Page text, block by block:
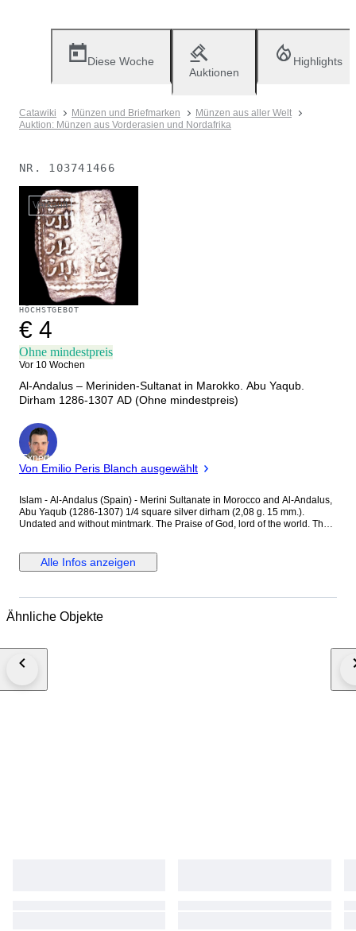
Diese Woche
Auktionen
Highlights
Catawiki Münzen und Briefmarken
Münzen aus aller Welt
Auktion: Münzen aus Vorderasien und Nordafrika
NR. 103741466
Verkauft
HÖCHSTGEBOT
€ 4
Ohne mindestpreis
Vor 10 Wochen
Al‑Andalus – Meriniden-Sultanat in Marokko. Abu Yaqub.
Dirham 1286-1307 AD (Ohne mindestpreis)
Experte
Von Emilio Peris Blanch ausgewählt
Islam - Al-Andalus (Spain) - Merini Sultanate in Morocco and Al-Andalus,
Abu Yaqub (1286-1307) 1/4 square silver dirham (2,08 g. 15 mm.).
Undated and without mintmark. The Praise of God, lord of the world. The
Alle Infos anzeigen
Ähnliche Objekte